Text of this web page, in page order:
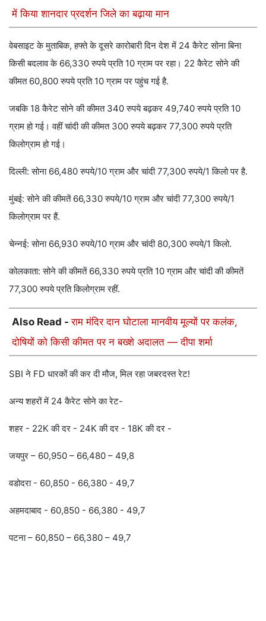
में किया शानदार प्रदर्शन जिले का बढ़ाया मान
वेबसाइट के मुताबिक, हफ्ते के दूसरे कारोबारी दिन देश में 24 कैरेट सोना बिना
किसी बदलाव के 66,330 रुपये प्रति 10 ग्राम पर रहा। 22 कैरेट सोने की
कीमत 60,800 रुपये प्रति 10 ग्राम पर पहुंच गई है.
जबकि 18 कैरेट सोने की कीमत 340 रुपये बढ़कर 49,740 रुपये प्रति 10
ग्राम हो गई। वहीं चांदी की कीमत 300 रुपये बढ़कर 77,300 रुपये प्रति
किलोग्राम हो गई।
दिल्ली: सोना 66,480 रुपये/10 ग्राम और चांदी 77,300 रुपये/1 किलो पर है.
मुंबई: सोने की कीमतें 66,330 रुपये/10 ग्राम और चांदी 77,300 रुपये/1
किलोग्राम पर हैं.
चेन्नई: सोना 66,930 रुपये/10 ग्राम और चांदी 80,300 रुपये/1 किलो.
कोलकाता: सोने की कीमतें 66,330 रुपये प्रति 10 ग्राम और चांदी की कीमतें
77,300 रुपये प्रति किलोग्राम रहीं.
Also Read -राम मंदिर दान घोटाला मानवीय मूल्यों पर कलंक,
दोषियों को किसी कीमत पर न बख्शे अदालत — दीपा शर्मा
SBI ने FD धारकों की कर दी मौज, मिल रहा जबरदस्त रेट!
अन्य शहरों में 24 कैरेट सोने का रेट-
शहर - 22K की दर - 24K की दर - 18K की दर -
जयपुर – 60,950 – 66,480 – 49,8
वडोदरा - 60,850 - 66,380 - 49,7
अहमदाबाद - 60,850 - 66,380 - 49,7
पटना – 60,850 – 66,380 – 49,7